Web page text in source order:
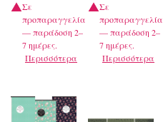
Σε
προπαραγγελία
— παράδοση 2–
7 ημέρες.
Περισσότερα
Σε
προπαραγγελία
— παράδοση 2–
7 ημέρες.
Περισσότερα